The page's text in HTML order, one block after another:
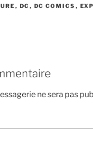
, DC , DC COMICS ,
ne sera pas